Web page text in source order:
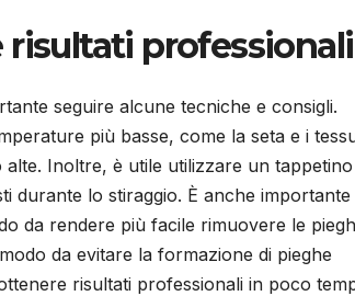
professionali
seguire alcune tecniche e consigli.
più basse, come la seta e i
Inoltre, è utile utilizzare un tappetino
durante lo stiraggio. È anche importante
da rendere più facile rimuovere le
da evitare la formazione di pieghe
risultati professionali in poco